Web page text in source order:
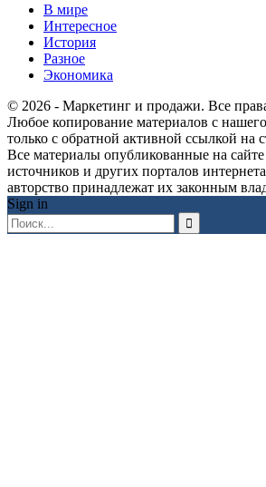
В мире
Интересное
История
Разное
Экономика
© 2026 - Маркетинг и продажи. Все
Любое копирование материалов с нашего
только с обратной активной ссылкой на
Все материалы опубликованные на
источников и других порталов
авторство принадлежат их законным
Sign in